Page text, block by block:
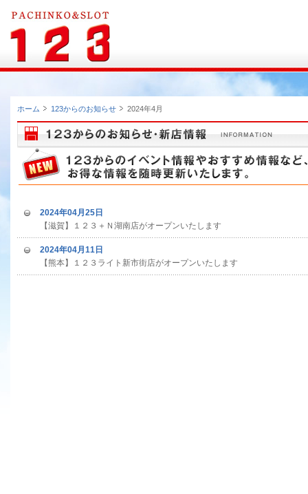
ホーム 123からのお知らせ 2024年4月
2024年04月25日
【滋賀】１２３＋Ｎ湖南店がオープンいたします
2024年04月11日
【熊本】１２３ライト新市街店がオープンいたします